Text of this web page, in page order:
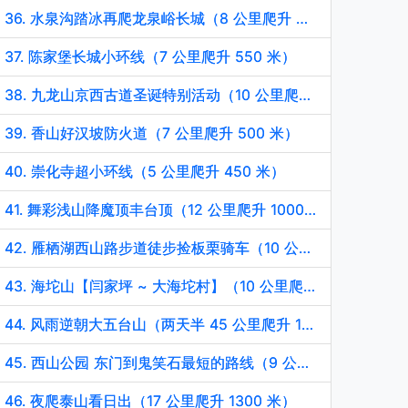
36. 水泉沟踏冰再爬龙泉峪长城（8 公里爬升 350 米）
37. 陈家堡长城小环线（7 公里爬升 550 米）
38. 九龙山京西古道圣诞特别活动（10 公里爬升 500 米）
39. 香山好汉坡防火道（7 公里爬升 500 米）
40. 崇化寺超小环线（5 公里爬升 450 米）
41. 舞彩浅山降魔顶丰台顶（12 公里爬升 1000 米）
42. 雁栖湖西山路步道徒步捡板栗骑车（10 公里爬升 100 米）
43. 海坨山【闫家坪 ~ 大海坨村】（10 公里爬升 600 米）
44. 风雨逆朝大五台山（两天半 45 公里爬升 1800 米）
45. 西山公园 东门到鬼笑石最短的路线（9 公里爬升 500 米）
46. 夜爬泰山看日出（17 公里爬升 1300 米）